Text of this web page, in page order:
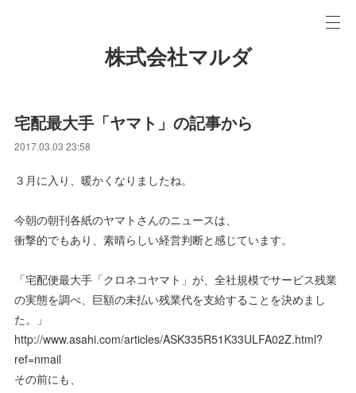
株式会社マルダ
宅配最大手「ヤマト」の記事から
2017.03.03 23:58
３月に入り、暖かくなりましたね。
今朝の朝刊各紙のヤマトさんのニュースは、
衝撃的でもあり、素晴らしい経営判断と感じています。
「宅配便最大手「クロネコヤマト」が、全社規模でサービス残業
の実態を調べ、巨額の未払い残業代を支給することを決めまし
た。」
http://www.asahi.com/articles/ASK335R51K33ULFA02Z.html?
ref=nmail
その前にも、